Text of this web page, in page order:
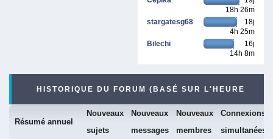
18h 26m
stargatesg68
18j
4h 25m
Bilechi
16j
14h 8m
HISTORIQUE DU FORUM (BASÉ SUR L'HEURE
Résumé annuel
Nouveaux
sujets
Nouveaux
messages
Nouveaux
membres
Connexions
simultanées